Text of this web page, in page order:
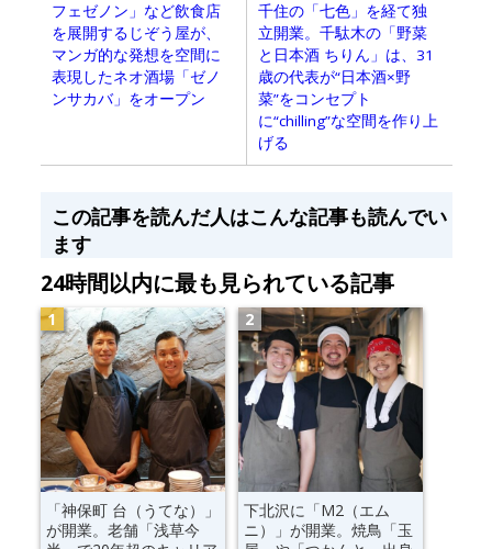
フェゼノン」など飲食店
を展開するじぞう屋が、
マンガ的な発想を空間に
表現したネオ酒場「ゼノ
ンサカバ」をオープン
千住の「七色」を経て独
立開業。千駄木の「野菜
と日本酒 ちりん」は、31
歳の代表が“日本酒×野
菜”をコンセプト
に“chilling”な空間を作り上
げる
この記事を読んだ人はこんな記事も読んでい
ます
24時間以内に最も見られている記事
「神保町 台（うてな）」
が開業。老舗「浅草今
下北沢に「M2（エム
ニ）」が開業。焼鳥「玉